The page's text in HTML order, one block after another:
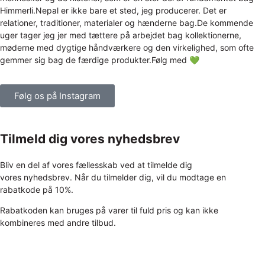
Følg os på Instagram
Tilmeld dig vores nyhedsbrev
Bliv en del af vores fællesskab ved at tilmelde dig
vores nyhedsbrev. Når du tilmelder dig, vil du modtage en
rabatkode på 10%.
Rabatkoden kan bruges på varer til fuld pris og kan ikke
kombineres med andre tilbud.